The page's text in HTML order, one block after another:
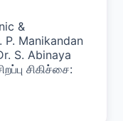
&
Manikandan
S. Abinaya
சிகிச்சை: